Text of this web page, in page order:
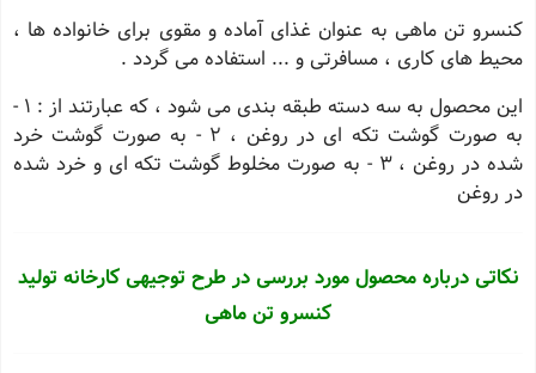
کنسرو تن ماهی به عنوان غذاى آماده و مقوى براى خانواده ها ،
محیط هاى کارى ، مسافرتى و ... استفاده می گردد .
این محصول به سه دسته طبقه بندی می شود ، که عبارتند از : 1 -
به صورت گوشت تکه اى در روغن ، 2 - به صورت گوشت خرد
شده در روغن ، 3 - به صورت مخلوط گوشت تکه اى و خرد شده
در روغن
نکاتی درباره محصول مورد بررسی در طرح توجیهی کارخانه تولید
کنسرو تن ماهی